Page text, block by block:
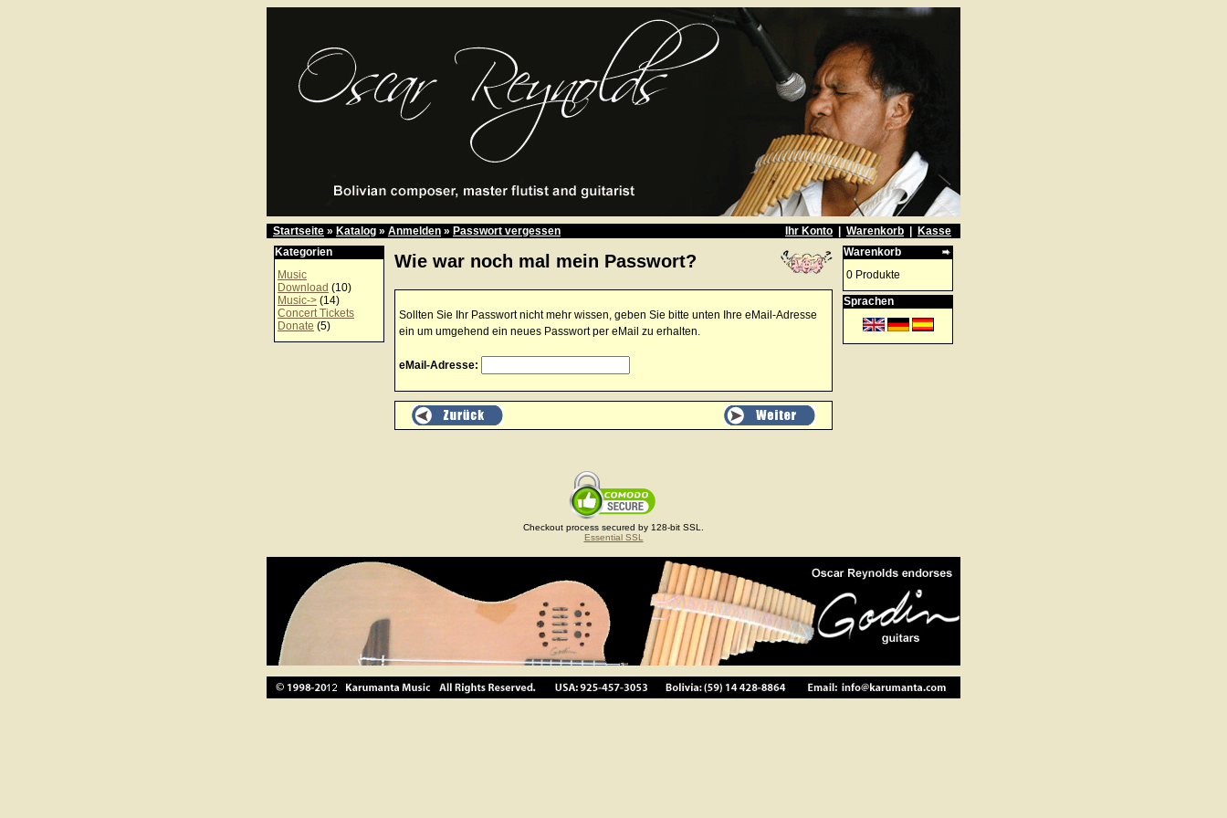
Startseite » Katalog » Anmelden » Passwort vergessen Ihr Konto Warenkorb
Kasse
Kategorien
Music
Download (10)
Music-> (14)
Concert Tickets
Donate (5)
Wie war noch mal mein Passwort?
Sollten Sie Ihr Passwort nicht mehr wissen, geben Sie bitte unten Ihre eMail-Adresse
ein um umgehend ein neues Passwort per eMail zu erhalten.
eMail-Adresse:
Warenkorb
0 Produkte
Sprachen
Checkout process secured by 128-bit SSL.
Essential SSL